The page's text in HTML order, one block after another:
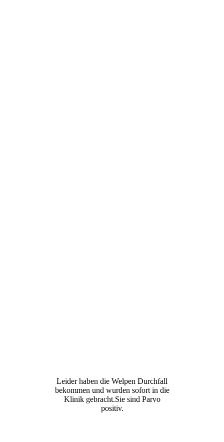
Leider haben die Welpen Durchfall
bekommen und wurden sofort in die
Klinik gebracht.Sie sind Parvo
positiv.